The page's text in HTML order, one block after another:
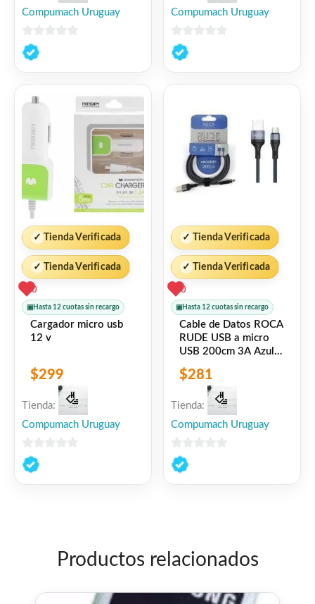
Compumach Uruguay
0
de
Compumach Uruguay
0
de
✓ Tienda Verificada
✓ Tienda Verificada
0
▣ Hasta 12 cuotas sin recargo
Cargador micro usb
12 v
$299
Tienda:
Compumach Uruguay
0
de
✓ Tienda Verificada
✓ Tienda Verificada
0
▣ Hasta 12 cuotas sin recargo
Cable de Datos ROCA
RUDE USB a micro
USB 200cm 3A Azul
721362
$281
Tienda:
Compumach Uruguay
0
de
Productos relacionados